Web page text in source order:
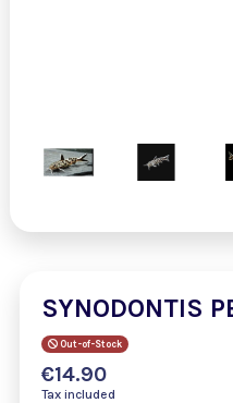
SYNODONTIS
Out-of-Stock
€14.90
Tax included